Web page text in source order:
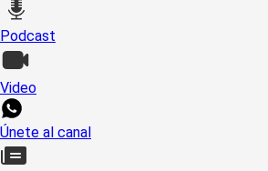
Podcast
Video
Únete al canal